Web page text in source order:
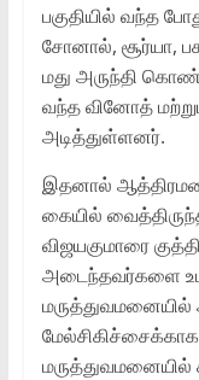
பகுதியில் வந்த
சோனால், சூர்யா,
மது அருந்தி
வந்த வினோத்
அடித்துள்ளனர்.
இதனால்
கையில்
விஜயகுமாரை
அடைந்தவர்களை
மருத்துவமனையில்
மருத்துவமனையில்